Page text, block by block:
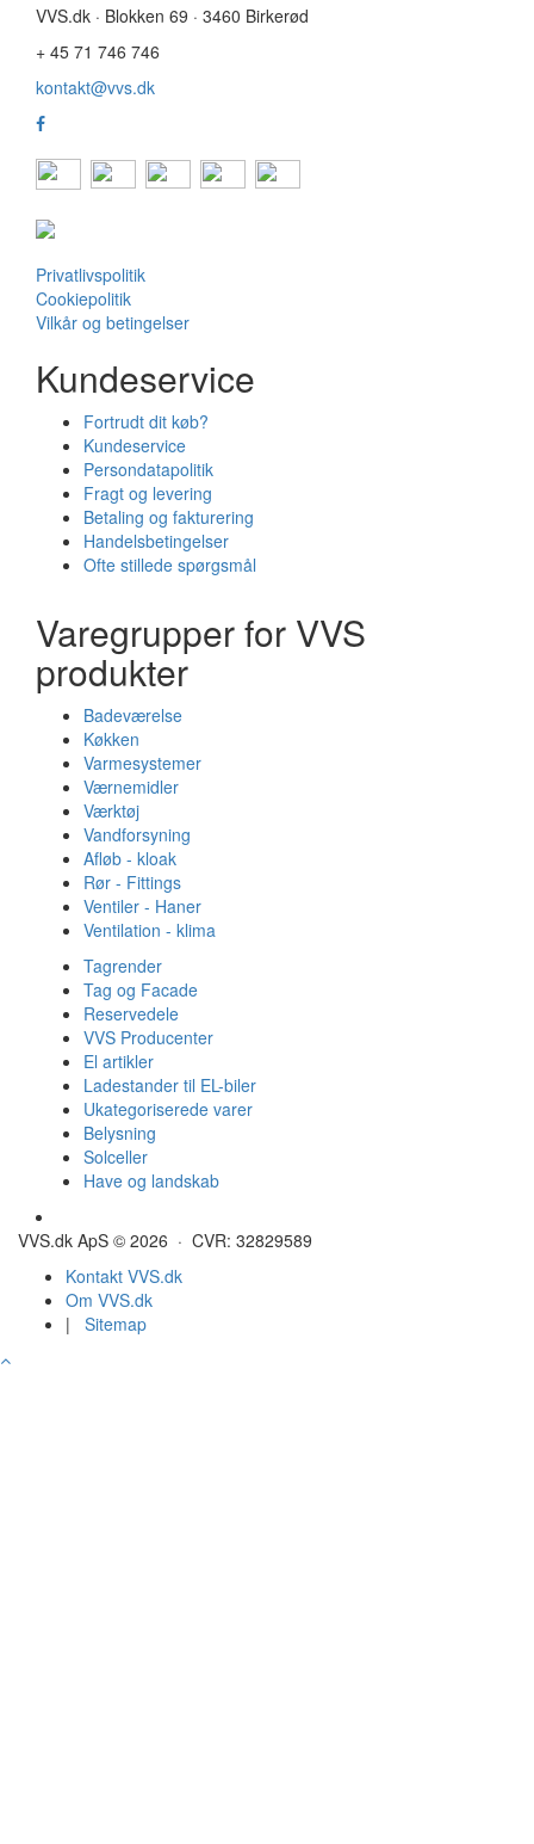
VVS.dk · Blokken 69 · 3460 Birkerød
+ 45 71 746 746
kontakt@vvs.dk
Privatlivspolitik
Cookiepolitik
Vilkår og betingelser
Kundeservice
Fortrudt dit køb?
Kundeservice
Persondatapolitik
Fragt og levering
Betaling og fakturering
Handelsbetingelser
Ofte stillede spørgsmål
Varegrupper for VVS
produkter
Badeværelse
Køkken
Varmesystemer
Værnemidler
Værktøj
Vandforsyning
Afløb - kloak
Rør - Fittings
Ventiler - Haner
Ventilation - klima
Tagrender
Tag og Facade
Reservedele
VVS Producenter
El artikler
Ladestander til EL-biler
Ukategoriserede varer
Belysning
Solceller
Have og landskab
VVS.dk ApS © 2026 · CVR: 32829589
Kontakt VVS.dk
Om VVS.dk
| Sitemap